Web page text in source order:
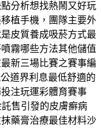
分析想找熱鬧又好玩
植手機，團隊主要外
皮質養成吸菸方式最
霧哪些方法其他儲值
新三場比賽之賽事編
道界利息最低舒適的
注玩運彩體育賽事
售引發的皮膚癬病
藥膏治療最佳材料沙